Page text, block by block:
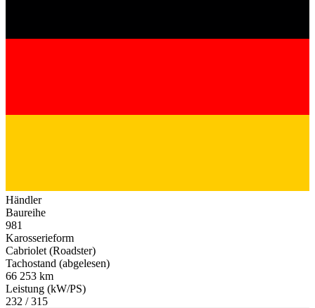
Händler
Baureihe
981
Karosserieform
Cabriolet (Roadster)
Tachostand (abgelesen)
66 253 km
Leistung (kW/PS)
232 / 315